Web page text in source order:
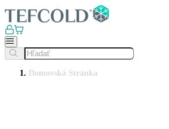
Domovská Stránka